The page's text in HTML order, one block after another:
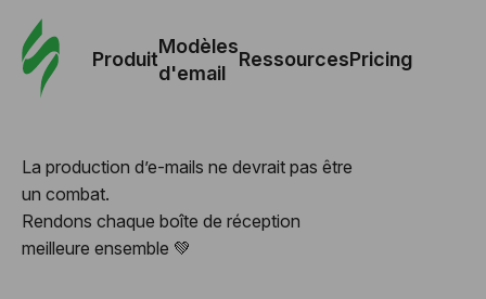
Produit
Modèles
d'email
RessourcesPricing
La production d’e-mails ne devrait pas être
un combat.
Rendons chaque boîte de réception
meilleure ensemble 💚